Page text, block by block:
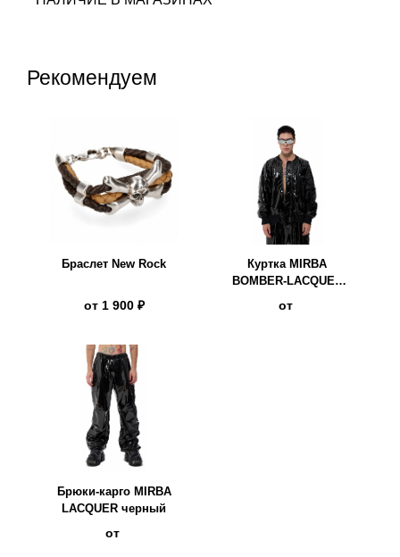
Рекомендуем
Браслет New Rock
от 1 900 ₽
Куртка MIRBA
BOMBER-LACQUER
от
Брюки-карго MIRBA
LACQUER черный
от